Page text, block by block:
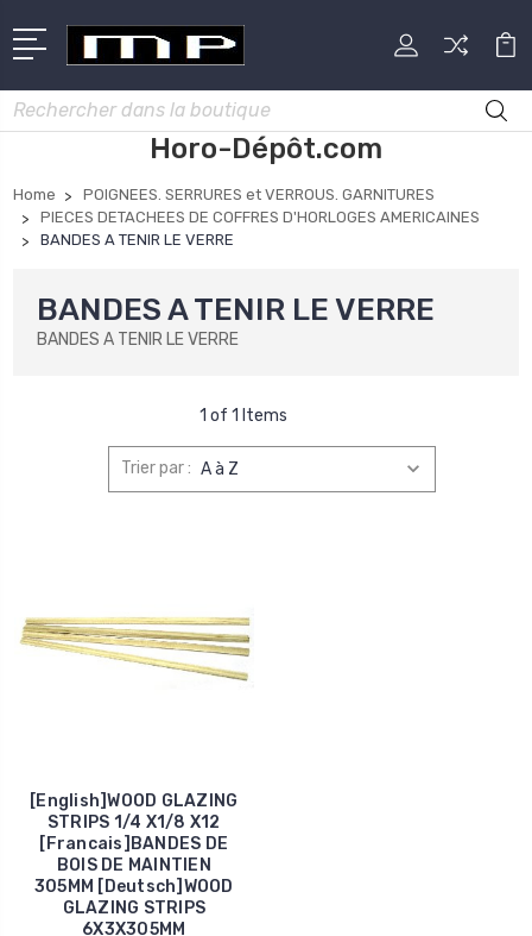
Rechercher
Horo-Dépôt.com
Home
POIGNEES. SERRURES et VERROUS. GARNITURES
PIECES DETACHEES DE COFFRES D'HORLOGES AMERICAINES
BANDES A TENIR LE VERRE
BANDES A TENIR LE VERRE
BANDES A TENIR LE VERRE
1 of 1 Items
Trier par :
[English]WOOD GLAZING
STRIPS 1/4 X1/8 X12
[Francais]BANDES DE
BOIS DE MAINTIEN
305MM [Deutsch]WOOD
GLAZING STRIPS
6X3X305MM